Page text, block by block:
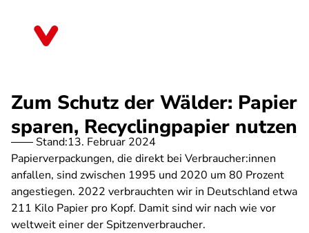
Zum Schutz der Wälder: Papier
sparen, Recyclingpapier nutzen
Stand:13. Februar 2024
Papierverpackungen, die direkt bei Verbraucher:innen
anfallen, sind zwischen 1995 und 2020 um 80 Prozent
angestiegen. 2022 verbrauchten wir in Deutschland etwa
211 Kilo Papier pro Kopf. Damit sind wir nach wie vor
weltweit einer der Spitzenverbraucher.